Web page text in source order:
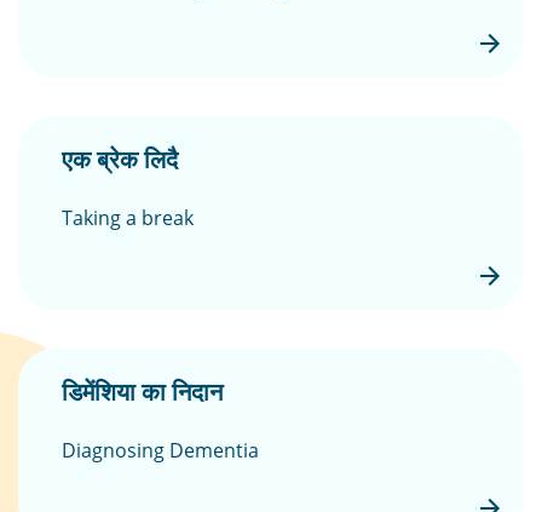
एक ब्रेक लिदै
Taking a break
डिमेंशिया का निदान
Diagnosing Dementia